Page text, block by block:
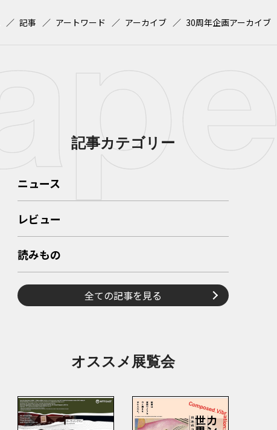
記事 アートワード アーカイブ 30周年企画アーカイブ
記事カテゴリー
ニュース
レビュー
読みもの
全ての記事を見る
オススメ展覧会